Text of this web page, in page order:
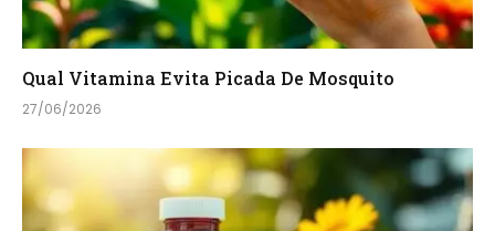
Qual Vitamina Evita Picada De Mosquito
27/06/2026